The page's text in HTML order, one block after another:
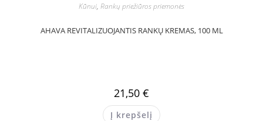
Kūnui, Rankų priežiūros priemonės
AHAVA REVITALIZUOJANTIS RANKŲ KREMAS, 100 ML
21,50 €
Į krepšelį